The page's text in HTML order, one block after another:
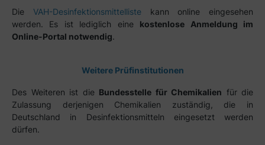
Die VAH-Desinfektionsmittellistekann online eingesehen
werden. Es ist lediglich eine kostenlose Anmeldung im
Online-Portal notwendig.
Weitere Prüfinstitutionen
Des Weiteren ist die Bundesstelle für Chemikalien für die
Zulassung derjenigen Chemikalien zuständig, die in
Deutschland in Desinfektionsmitteln eingesetzt werden
dürfen.